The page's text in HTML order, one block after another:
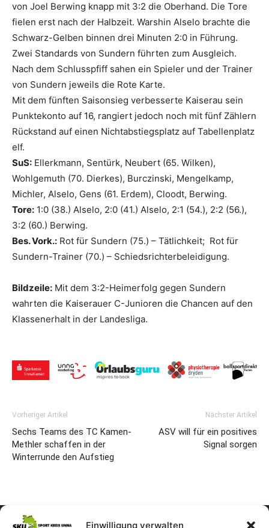
Einwilligung verwalten
von Joel Berwing knapp mit 3:2 die Oberhand. Die Tore
fielen erst nach der Halbzeit. Warshin Alselo brachte die
Schwarz-Gelben binnen drei Minuten 2:0 in Führung.
Zwei Standards von Sundern führten zum Ausgleich.
Nach dem Schlusspfiff sahen ein Spieler und der Trainer
von Sundern jeweils die Rote Karte.
Mit dem fünften Saisonsieg verbesserte Kaiserau sein
Punktekonto auf 16, rangiert jedoch noch mit fünf Zählern
Rückstand auf einen Nichtabstiegsplatz auf Tabellenplatz
elf.
SuS: Ellerkmann, Sentürk, Neubert (65. Wilken),
Wohlgemuth (70. Dierkes), Burczinski, Mengelkamp,
Michler, Alselo, Gens (61. Erdem), Cloodt, Berwing.
Tore: 1:0 (38.) Alselo, 2:0 (41.) Alselo, 2:1 (54.), 2:2 (56.),
3:2 (60.) Berwing.
Bes. Vork.: Rot für Sundern (75.) – Tätlichkeit; Rot für
Sundern-Trainer (70.) – Schiedsrichterbeleidigung.
Bildzeile: Mit dem 3:2-Heimerfolg gegen Sundern
wahrten die Kaiserauer C-Junioren die Chancen auf den
Klassenerhalt in der Landesliga.
Vorheriger Artikel
Sechs Teams des TC Kamen-
Methler schaffen in der
Winterrunde den Aufstieg
Nächster Artikel
ASV will für ein positives
Signal sorgen